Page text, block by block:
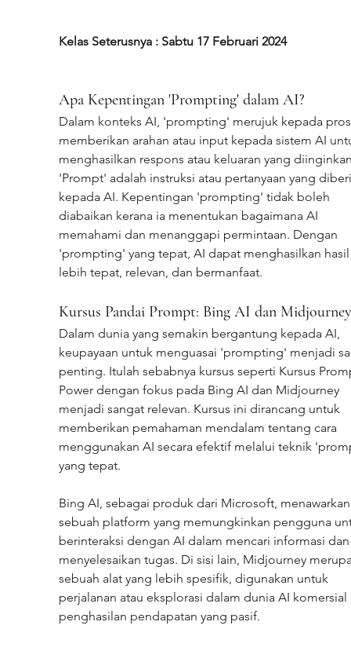
Kelas Seterusnya : Sabtu 17 Februari 2024
Apa Kepentingan 'Prompting' dalam AI?
Dalam konteks AI, 'prompting' merujuk kepada
memberikan arahan atau input kepada sistem AI
menghasilkan respons atau keluaran yang
'Prompt' adalah instruksi atau pertanyaan yang
kepada AI. Kepentingan 'prompting' tidak boleh
diabaikan kerana ia menentukan bagaimana AI
memahami dan menanggapi permintaan. Dengan
'prompting' yang tepat, AI dapat menghasilkan
lebih tepat, relevan, dan bermanfaat.
Kursus Pandai Prompt: Bing AI dan Midjourney
Dalam dunia yang semakin bergantung kepada AI,
keupayaan untuk menguasai 'prompting' menjadi
penting. Itulah sebabnya kursus seperti Kursus
Power dengan fokus pada Bing AI dan Midjourney
menjadi sangat relevan. Kursus ini dirancang untuk
memberikan pemahaman mendalam tentang cara
menggunakan AI secara efektif melalui teknik
yang tepat.
Bing AI, sebagai produk dari Microsoft,
sebuah platform yang memungkinkan pengguna
berinteraksi dengan AI dalam mencari informasi
menyelesaikan tugas. Di sisi lain, Midjourney
sebuah alat yang lebih spesifik, digunakan untuk
perjalanan atau eksplorasi dalam dunia AI
penghasilan pendapatan yang pasif.